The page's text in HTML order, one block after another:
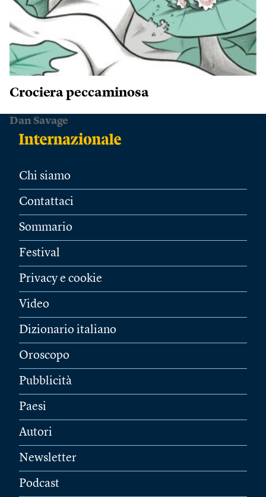
Crociera peccaminosa
Dan Savage
Chi siamo
Contattaci
Sommario
Festival
Privacy e cookie
Video
Dizionario italiano
Oroscopo
Pubblicità
Paesi
Autori
Newsletter
Podcast